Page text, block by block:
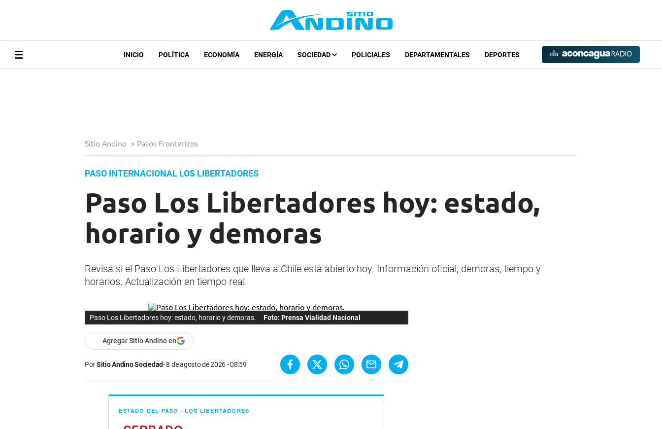
INICIO POLÍTICA ECONOMÍA ENERGÍA SOCIEDAD POLICIALES DEPARTAMENTALES DEPORTES
Sitio Andino > Pasos Fronterizos
PASO INTERNACIONAL LOS LIBERTADORES
Paso Los Libertadores hoy: estado,
horario y demoras
Revisá si el Paso Los Libertadores que lleva a Chile está abierto hoy. Información oficial, demoras, tiempo y
horarios. Actualización en tiempo real.
Paso Los Libertadores hoy: estado, horario y demoras. Foto: Prensa Vialidad Nacional
Agregar Sitio Andino en
PorSitio Andino Sociedad 8 de agosto de 2026 - 08:59
ESTADO DEL PASO · LOS LIBERTADORES